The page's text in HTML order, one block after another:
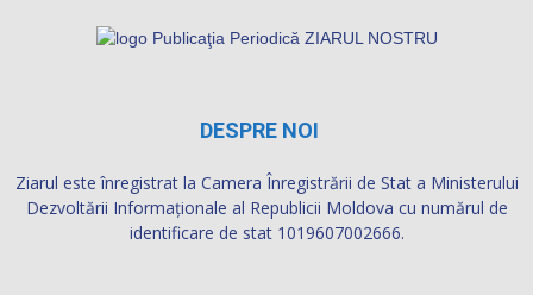
DESPRE NOI
Ziarul este înregistrat la Camera Înregistrării de Stat a Ministerului
Dezvoltării Informaţionale al Republicii Moldova cu numărul de
identificare de stat 1019607002666.